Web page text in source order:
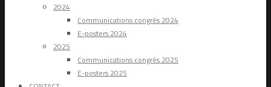
2024
Communications congrès 2024
E-posters 2024
2025
Communications congrès 2025
E-posters 2025